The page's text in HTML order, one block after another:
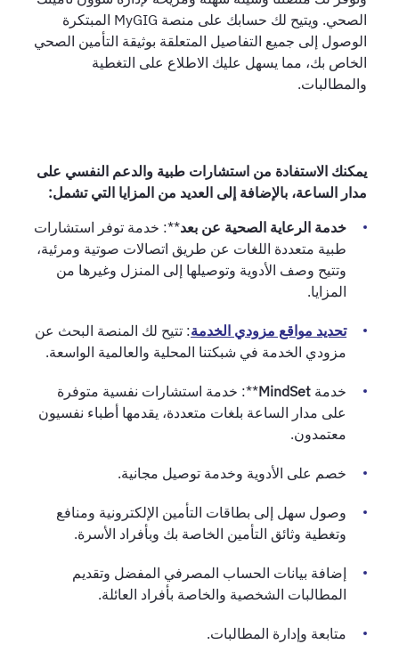
الصحي. ويتيح لك حسابك على منصة MyGIG المبتكرة
الوصول إلى جميع التفاصيل المتعلقة بوثيقة التأمين الصحي
الخاص بك، مما يسهل عليك الاطلاع على التغطية
والمطالبات.
يمكنك الاستفادة من استشارات طبية والدعم النفسي على
مدار الساعة، بالإضافة إلى العديد من المزايا التي تشمل:
خدمة الرعاية الصحية عن بعد**: خدمة توفر استشارات
طبية متعددة اللغات عن طريق اتصالات صوتية ومرئية،
وتتيح وصف الأدوية وتوصيلها إلى المنزل وغيرها من
المزايا.
تحديد مواقع مزودي الخدمة: تتيح لك المنصة البحث عن
مزودي الخدمة في شبكتنا المحلية والعالمية الواسعة.
خدمة MindSet**: خدمة استشارات نفسية متوفرة
على مدار الساعة بلغات متعددة، يقدمها أطباء نفسيون
معتمدون.
خصم على الأدوية وخدمة توصيل مجانية.
وصول سهل إلى بطاقات التأمين الإلكترونية ومنافع
وتغطية وثائق التأمين الخاصة بك وبأفراد الأسرة.
إضافة بيانات الحساب المصرفي المفضل وتقديم
المطالبات الشخصية والخاصة بأفراد العائلة.
متابعة وإدارة المطالبات.